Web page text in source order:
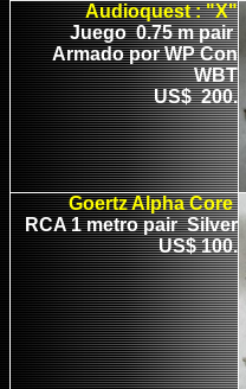
Audioquest : "X"
Juego 0.75 m pair
Armado por WP Con
WBT
US$ 200.
Goertz Alpha Core
RCA 1 metro pair Silver
US$ 100.